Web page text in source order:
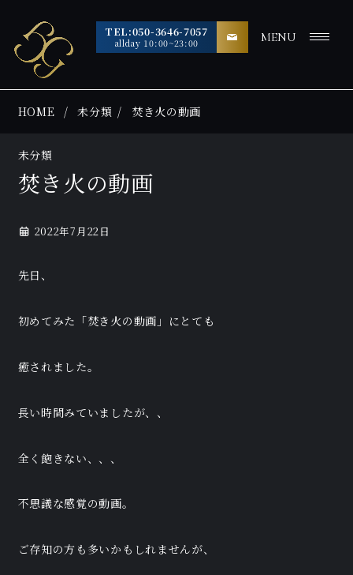
TEL:050-3646-7057
allday 10:00~23:00 MENU
HOME 未分類 焚き火の動画
未分類
焚き火の動画
2022年7月22日
先日、
初めてみた「焚き火の動画」にとても
癒されました。
長い時間みていましたが、、
全く飽きない、、、
不思議な感覚の動画。
ご存知の方も多いかもしれませんが、